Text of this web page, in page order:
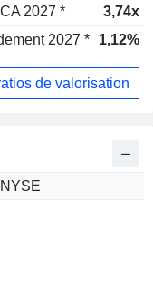
2027 *
3,74x
2027 * 1,12%
de valorisation